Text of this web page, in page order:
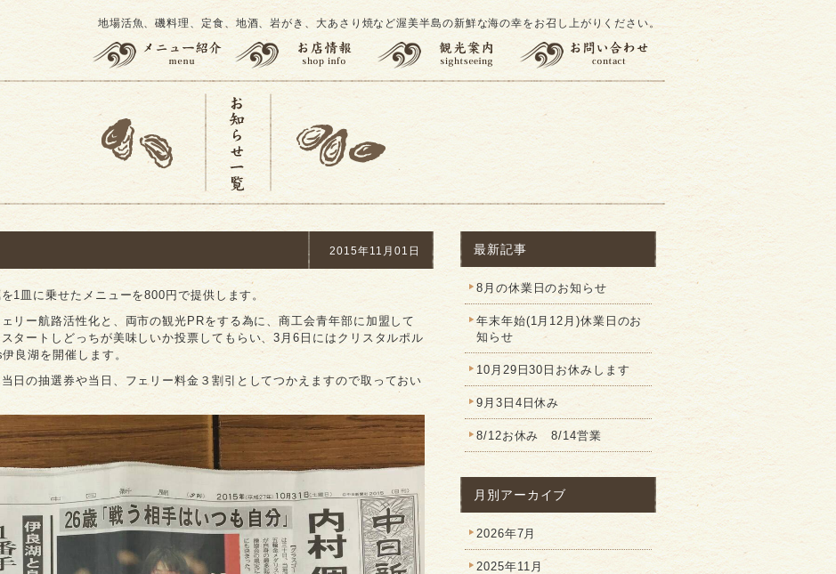
地場活魚、磯料理、定食、地酒、岩がき、大あさり焼など渥美半島の新鮮な海の幸をお召し上がりください。
2015年11月01日
1皿に乗せたメニューを800円で提供します。
リー航路活性化と、両市の観光PRをする為に、商工会青年部に加盟して
タートしどっちが美味しいか投票してもらい、3月6日にはクリスタルポル
良湖を開催します。
日の抽選券や当日、フェリー料金３割引としてつかえますので取っておい
最新記事
8月の休業日のお知らせ
年末年始(1月12月)休業日のお
知らせ
10月29日30日お休みします
9月3日4日休み
8/12お休み 8/14営業
月別アーカイブ
2026年7月
2025年11月